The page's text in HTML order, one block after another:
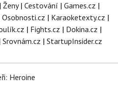
| Ženy| Cestování | Games.cz |
Osobnosti.cz | Karaoketexty.cz |
| Fights.cz | Dokina.cz |
Srovnám.cz | StartupInsider.cz
Heroine